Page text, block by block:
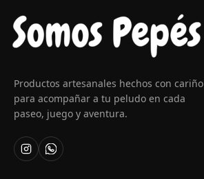
Productos artesanales hechos con cariño
para acompañar a tu peludo en cada
paseo, juego y aventura.